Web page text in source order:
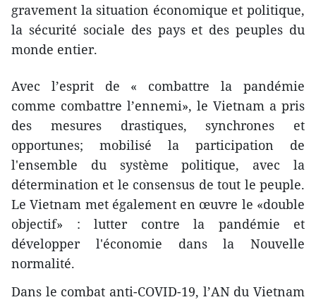
gravement la situation économique et politique,
la sécurité sociale des pays et des peuples du
monde entier.
Avec l’esprit de « combattre la pandémie
comme combattre l’ennemi», le Vietnam a pris
des mesures drastiques, synchrones et
opportunes; mobilisé la participation de
l'ensemble du système politique, avec la
détermination et le consensus de tout le peuple.
Le Vietnam met également en œuvre le «double
objectif» : lutter contre la pandémie et
développer l'économie dans la Nouvelle
normalité.
Dans le combat anti-COVID-19, l’AN du Vietnam